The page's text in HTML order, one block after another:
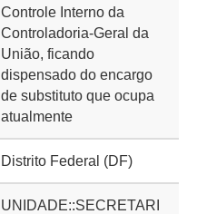
Controle Interno da
Controladoria-Geral da
União, ficando
dispensado do encargo
de substituto que ocupa
atualmente
Distrito Federal (DF)
UNIDADE::SECRETARI